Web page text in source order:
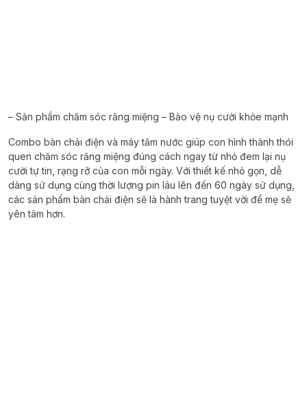
– Sản phẩm chăm sóc răng miệng – Bảo vệ nụ cười khỏe mạnh
Combo bàn chải điện và máy tăm nước giúp con hình thành thói
quen chăm sóc răng miệng đúng cách ngay từ nhỏ đem lại nụ
cười tự tin, rạng rỡ của con mỗi ngày. Với thiết kế nhỏ gọn, dễ
dàng sử dụng cùng thời lượng pin lâu lên đến 60 ngày sử dụng,
các sản phẩm bàn chải điện sẽ là hành trang tuyệt vời để mẹ sẽ
yên tâm hơn.